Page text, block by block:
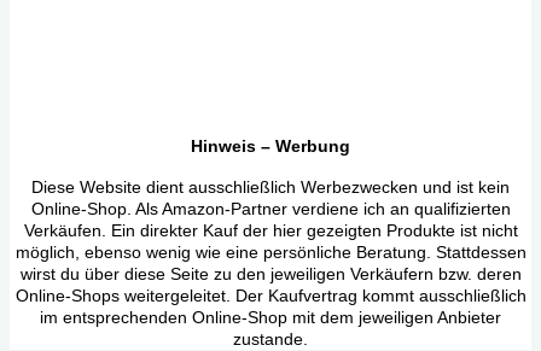
Hinweis – Werbung
Diese Website dient ausschließlich Werbezwecken und ist kein
Online-Shop. Als Amazon-Partner verdiene ich an qualifizierten
Verkäufen. Ein direkter Kauf der hier gezeigten Produkte ist nicht
möglich, ebenso wenig wie eine persönliche Beratung. Stattdessen
wirst du über diese Seite zu den jeweiligen Verkäufern bzw. deren
Online-Shops weitergeleitet. Der Kaufvertrag kommt ausschließlich
im entsprechenden Online-Shop mit dem jeweiligen Anbieter
zustande.